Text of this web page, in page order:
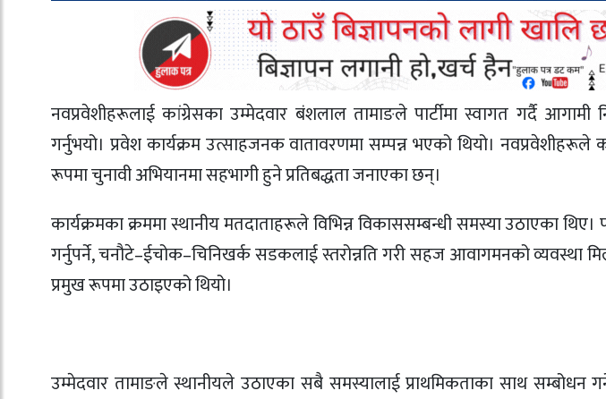
नवप्रवेशीहरूलाई कांग्रेसका उम्मेदवार बंशलाल तामाङले पार्टीमा स्वागत गर्दै
गर्नुभयो। प्रवेश कार्यक्रम उत्साहजनक वातावरणमा सम्पन्न भएको थियो। नवप्रवेशीहरूले
रूपमा चुनावी अभियानमा सहभागी हुने प्रतिबद्धता जनाएका छन्।
कार्यक्रमका क्रममा स्थानीय मतदाताहरूले विभिन्न विकाससम्बन्धी समस्या उठाएका
गर्नुपर्ने, चनौटे–ईचोक–चिनिखर्क सडकलाई स्तरोन्नति गरी सहज आवागमनको व्यवस्था
प्रमुख रूपमा उठाइएको थियो।
उम्मेदवार तामाङले स्थानीयले उठाएका सबै समस्यालाई प्राथमिकताका साथ सम्बोधन